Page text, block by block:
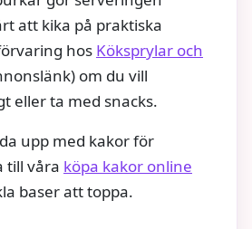
att kika på praktiska
hos Köksprylar och
om du vill
eller ta med snacks.
upp med kakor för
till våra köpa kakor online
baser att toppa.